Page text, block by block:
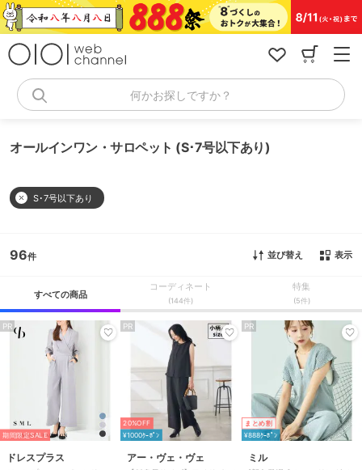
コ
ン
何かお探しですか？
オールインワン・サロペット (S･7号以下あり)
S･7号以下あり
96 並び替え 表示
すべての商品
コーディネート
(144件)
特集
(5件)
PR
期間限定SALE
ドレスプラス
PR
20%OFF
¥1000ｸｰﾎﾟﾝ
アー・ヴェ・ヴェ
PR
まとめ割
¥888ｸｰﾎﾟﾝ
ミル